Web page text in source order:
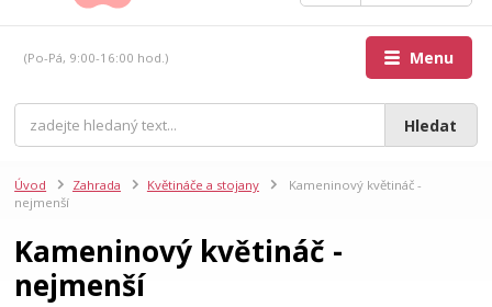
Menu
Hledat
(Po-Pá, 9:00-16:00 hod.)
Úvod Zahrada Květináče a stojany
Kameninový květináč -
nejmenší
Kameninový květináč -
nejmenší